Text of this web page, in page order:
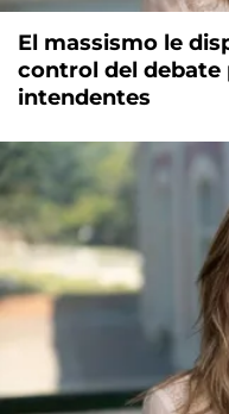
El massismo le
control del debate
intendentes